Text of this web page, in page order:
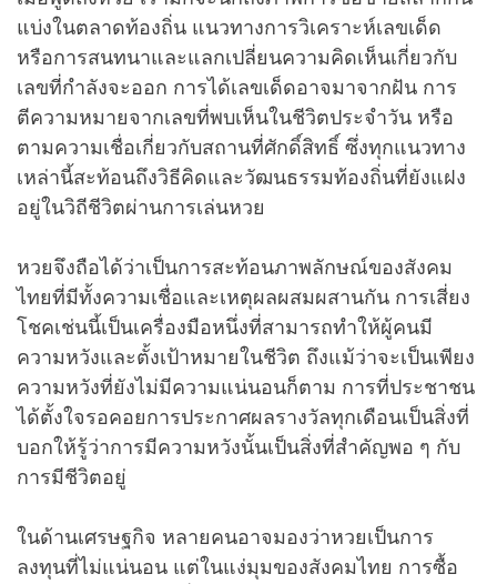
แบ่งในตลาดท้องถิ่น แนวทางการวิเคราะห์เลขเด็ด
หรือการสนทนาและแลกเปลี่ยนความคิดเห็นเกี่ยวกับ
เลขที่กำลังจะออก การได้เลขเด็ดอาจมาจากฝัน การ
ตีความหมายจากเลขที่พบเห็นในชีวิตประจำวัน หรือ
ตามความเชื่อเกี่ยวกับสถานที่ศักดิ์สิทธิ์ ซึ่งทุกแนวทาง
เหล่านี้สะท้อนถึงวิธีคิดและวัฒนธรรมท้องถิ่นที่ยังแฝง
อยู่ในวิถีชีวิตผ่านการเล่นหวย
หวยจึงถือได้ว่าเป็นการสะท้อนภาพลักษณ์ของสังคม
ไทยที่มีทั้งความเชื่อและเหตุผลผสมผสานกัน การเสี่ยง
โชคเช่นนี้เป็นเครื่องมือหนึ่งที่สามารถทำให้ผู้คนมี
ความหวังและตั้งเป้าหมายในชีวิต ถึงแม้ว่าจะเป็นเพียง
ความหวังที่ยังไม่มีความแน่นอนก็ตาม การที่ประชาชน
ได้ตั้งใจรอคอยการประกาศผลรางวัลทุกเดือนเป็นสิ่งที่
บอกให้รู้ว่าการมีความหวังนั้นเป็นสิ่งที่สำคัญพอ ๆ กับ
การมีชีวิตอยู่
ในด้านเศรษฐกิจ หลายคนอาจมองว่าหวยเป็นการ
ลงทุนที่ไม่แน่นอน แต่ในแง่มุมของสังคมไทย การซื้อ